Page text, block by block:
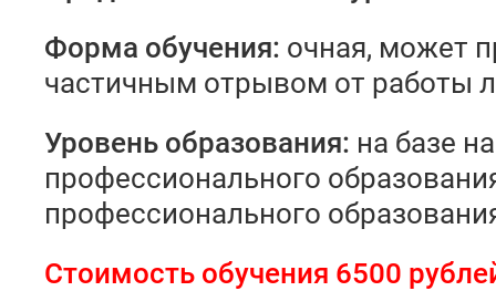
Форма обучения: очная, может
частичным отрывом от работы
Уровень образования: на базе
профессионального
профессионального
Стоимость обучения 6500